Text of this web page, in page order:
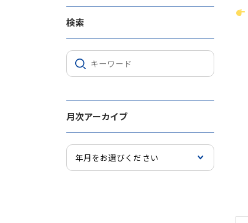
検索
月次アーカイブ